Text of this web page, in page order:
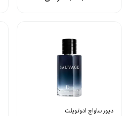
دیور ساواج ادوتویلت